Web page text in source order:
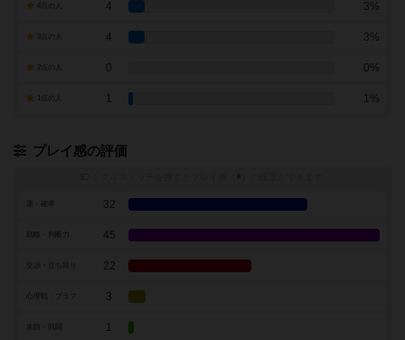
4 3%
4 3%
0 0%
1 1%
プレイ感の評価
※
32
戦略・判断力 45
22
3
1